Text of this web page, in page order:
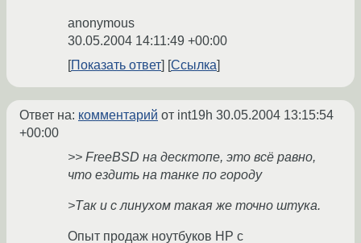
anonymous
30.05.2004 14:11:49 +00:00
Показать ответ
Ссылка
Ответ на: комментарий от int19h 30.05.2004 13:15:54
+00:00
>> FreeBSD на десктопе, это всё равно,
что ездить на танке по городу
>Так и с линухом такая же точно штука.
Опыт продаж ноутбуков HP с